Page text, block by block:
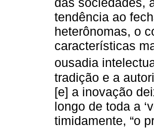
tendência ao
heterônomas, o
características
ousadia
tradição e a
[e] a inovação
longo de toda a
timidamente, “o